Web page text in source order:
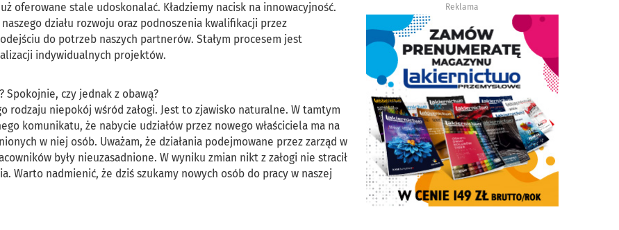
oferowane stale udoskonalać. Kładziemy nacisk na innowacyjność.
działu rozwoju oraz podnoszenia kwalifikacji przez
do potrzeb naszych partnerów. Stałym procesem jest
indywidualnych projektów.
Spokojnie, czy jednak z obawą?
rodzaju niepokój wśród załogi. Jest to zjawisko naturalne. W tamtym
komunikatu, że nabycie udziałów przez nowego właściciela ma na
w niej osób. Uważam, że działania podejmowane przez zarząd w
były nieuzasadnione. W wyniku zmian nikt z załogi nie stracił
Warto nadmienić, że dziś szukamy nowych osób do pracy w naszej
Reklama